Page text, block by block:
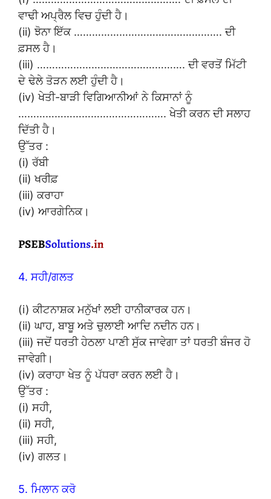
ਵਾਢੀ ਅਪ੍ਰੈਲ ਵਿਚ ਹੁੰਦੀ ਹੈ।
(ii) ਝੋਨਾ ਇੱਕ …………………………………………. ਦੀ
ਫ਼ਸਲ ਹੈ।
(iii) …………………………………………. ਦੀ ਵਰਤੋਂ ਮਿੱਟੀ
ਦੇ ਢੇਲੇ ਤੋੜਨ ਲਈ ਹੁੰਦੀ ਹੈ।
(iv) ਖੇਤੀ-ਬਾੜੀ ਵਿਗਿਆਨੀਆਂ ਨੇ ਕਿਸਾਨਾਂ ਨੂੰ
…………………………………………. ਖੇਤੀ ਕਰਨ ਦੀ ਸਲਾਹ
ਦਿੱਤੀ ਹੈ।
ਉੱਤਰ :
(i) ਰੱਬੀ
(ii) ਖਰੀਫ਼
(iii) ਕਰਾਹਾ
(iv) ਆਰਗੇਨਿਕ।
4. ਸਹੀ/ਗਲਤ
(i) ਕੀਟਨਾਸ਼ਕ ਮਨੁੱਖਾਂ ਲਈ ਹਾਨੀਕਾਰਕ ਹਨ।
(ii) ਘਾਹ, ਬਾਬੂ ਅਤੇ ਚੁਲਾਈ ਆਦਿ ਨਦੀਨ ਹਨ।
(iii) ਜਦੋਂ ਧਰਤੀ ਹੇਠਲਾ ਪਾਣੀ ਸੁੱਕ ਜਾਵੇਗਾ ਤਾਂ ਧਰਤੀ ਬੰਜਰ ਹੋ
ਜਾਵੇਗੀ।
(iv) ਕਰਾਹਾ ਖੇਤ ਨੂੰ ਪੱਧਰਾ ਕਰਨ ਲਈ ਹੈ।
ਉੱਤਰ :
(i) ਸਹੀ,
(ii) ਸਹੀ,
(iii) ਸਹੀ,
(iv) ਗਲਤ।
5. ਮਿਲਾਨ ਕਰੋ